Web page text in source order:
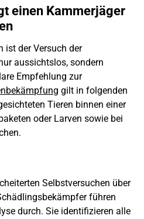
einen Kammerjäger
ist der Versuch der
aussichtslos, sondern
Empfehlung zur
gilt in folgenden
Tieren binnen einer
oder Larven sowie bei
Selbstversuchen über
führen
durch. Sie identifizieren alle